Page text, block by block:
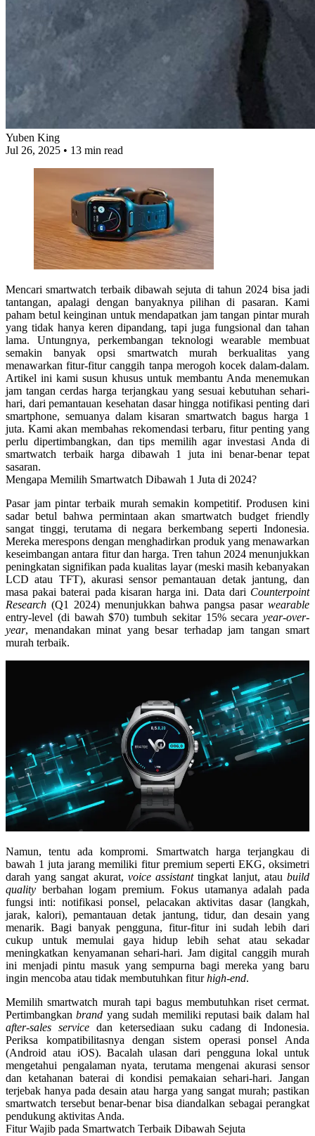
Yuben King
Jul 26, 2025 • 13 min read
Mencarismartwatch terbaik dibawah sejuta di tahun 2024 bisa jadi
tantangan, apalagi dengan banyaknya pilihan di pasaran. Kami
paham betul keinginan untuk mendapatkan jam tangan pintar murah
yang tidak hanya keren dipandang, tapi juga fungsional dan tahan
lama. Untungnya, perkembangan teknologi wearable membuat
semakin banyak opsi smartwatch murah berkualitasyang
menawarkan fitur-fitur canggih tanpa merogoh kocek dalam-dalam.
Artikel ini kami susun khusus untuk membantu Anda menemukan
jam tangan cerdas harga terjangkauyang sesuai kebutuhan sehari-
hari, dari pemantauan kesehatan dasar hingga notifikasi penting dari
smartphone, semuanya dalam kisaran smartwatch bagus harga 1
juta. Kami akan membahas rekomendasi terbaru, fitur penting yang
perlu dipertimbangkan, dan tips memilih agar investasi Anda di
smartwatch terbaik harga dibawah 1 jutaini benar-benar tepat
sasaran.
Mengapa Memilih Smartwatch Dibawah 1 Juta di 2024?
Pasar jam pintar terbaik murahsemakin kompetitif. Produsen kini
sadar betul bahwa permintaan akansmartwatch budget friendly
sangat tinggi, terutama di negara berkembang seperti Indonesia.
Mereka merespons dengan menghadirkan produk yang menawarkan
keseimbangan antara fitur dan harga. Tren tahun 2024 menunjukkan
peningkatan signifikan pada kualitas layar (meski masih kebanyakan
LCD atau TFT), akurasi sensor pemantauan detak jantung, dan
masa pakai baterai pada kisaran harga ini. Data dari Counterpoint
Research (Q1 2024) menunjukkan bahwa pangsa pasar wearable
entry-level (di bawah $70) tumbuh sekitar 15% secara year-over-
year, menandakan minat yang besar terhadap jam tangan smart
murah terbaik.
Namun, tentu ada kompromi. Smartwatch harga terjangkaudi
bawah 1 juta jarang memiliki fitur premium seperti EKG, oksimetri
darah yang sangat akurat, voice assistanttingkat lanjut, ataubuild
quality berbahan logam premium. Fokus utamanya adalah pada
fungsi inti: notifikasi ponsel, pelacakan aktivitas dasar (langkah,
jarak, kalori), pemantauan detak jantung, tidur, dan desain yang
menarik. Bagi banyak pengguna, fitur-fitur ini sudah lebih dari
cukup untuk memulai gaya hidup lebih sehat atau sekadar
meningkatkan kenyamanan sehari-hari. Jam digital canggih murah
ini menjadi pintu masuk yang sempurna bagi mereka yang baru
ingin mencoba atau tidak membutuhkan fiturhigh-end.
Memilihsmartwatch murah tapi bagusmembutuhkan riset cermat.
Pertimbangkanbrand yang sudah memiliki reputasi baik dalam hal
after-sales service dan ketersediaan suku cadang di Indonesia.
Periksa kompatibilitasnya dengan sistem operasi ponsel Anda
(Android atau iOS). Bacalah ulasan dari pengguna lokal untuk
mengetahui pengalaman nyata, terutama mengenai akurasi sensor
dan ketahanan baterai di kondisi pemakaian sehari-hari. Jangan
terjebak hanya pada desain atau harga yang sangat murah; pastikan
smartwatch tersebut benar-benar bisa diandalkan sebagai perangkat
pendukung aktivitas Anda.
Fitur Wajib pada Smartwatch Terbaik Dibawah Sejuta